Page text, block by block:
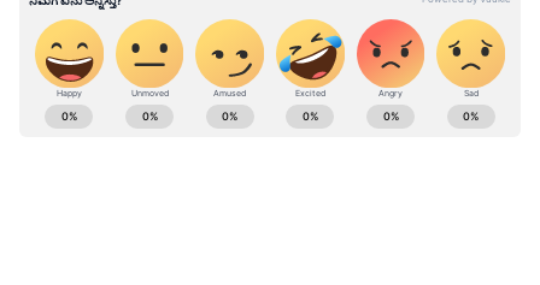
ವಸಿಷ್ಠ ಸಿಂಹ ಮುಂದೆ 'Love...ಲಿ' ಸಿನಿಮಾ: ಮತ್ತೊಂದು
ಚಿತ್ರಕ್ಕೆ ಹೀರೋ ಆದ ಕಂಚಿನ ಕಂಠದ ನಟ
ABOUT THE AUTHOR